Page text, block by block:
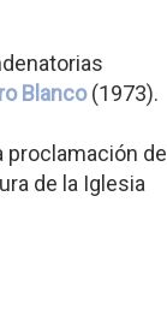
Blanco(1973).
proclamación de
de la Iglesia